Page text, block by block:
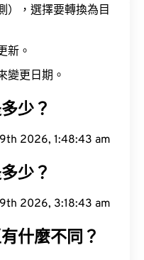
），選擇要轉換為目
新。
變更日期。
少？
2026, 1:48:44 am
少？
2026, 3:18:44 am
什麼不同？